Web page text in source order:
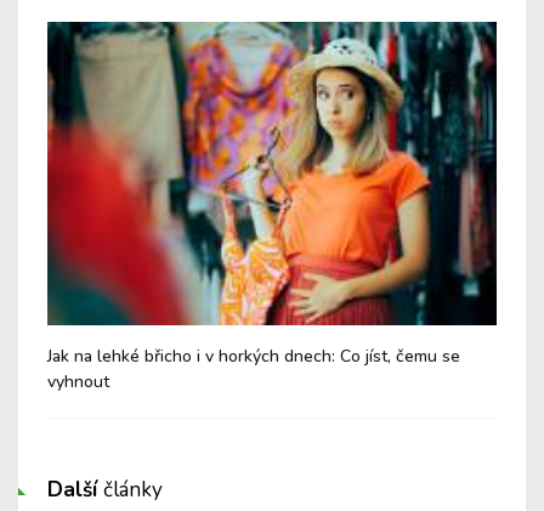
Jak na lehké břicho i v horkých dnech: Co jíst, čemu se
vyhnout
Dalšíčlánky